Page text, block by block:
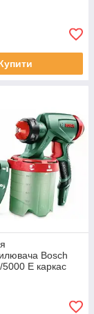
Bosch
E каркас